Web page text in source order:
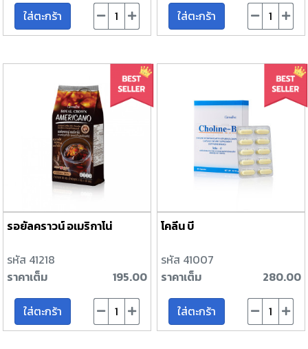
ใส่ตะกร้า ใส่ตะกร้า
รอยัลคราวน์ อเมริกาโน่
รหัส 41218
ราคาเต็ม
195.00
ใส่ตะกร้า
โคลีน บี
รหัส 41007
ราคาเต็ม
280.00
ใส่ตะกร้า